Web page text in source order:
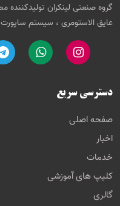
گروه صنعتی لینکران
عایق الاستومری ، سیستم
دسترسی سریع
صفحه اصلی
اخبار
خدمات
کلیپ های آموزشی
گالری